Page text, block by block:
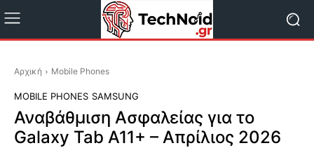
Αρχική Mobile Phones
MOBILE PHONES SAMSUNG
Αναβάθμιση Ασφαλείας για το
Galaxy Tab A11+ – Απρίλιος 2026